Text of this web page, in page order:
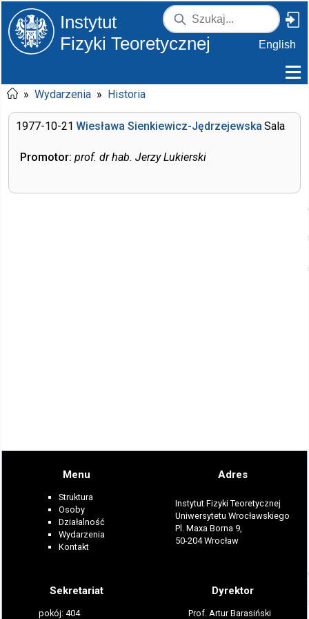
Instytut
Fizyki Teoretycznej
English
» Wydarzenia » Historia
1977-10-21 Sala
Wiesława Sienkiewicz-Jędrzejewska
Promotor: prof. dr hab. Jerzy Lukierski
Menu
Struktura
Osoby
Działalność
Wydarzenia
Kontakt
Adres
Instytut Fizyki Teoretycznej
Uniwersytetu Wrocławskiego
Pl. Maxa Borna 9,
50-204 Wrocław
Sekretariat
pokój: 404
Dyrektor
Prof. Artur Barasiński